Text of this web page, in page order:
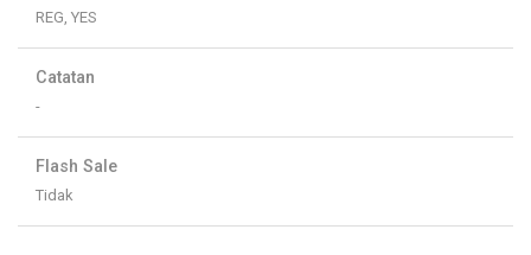
REG, YES
Catatan
-
Flash Sale
Tidak